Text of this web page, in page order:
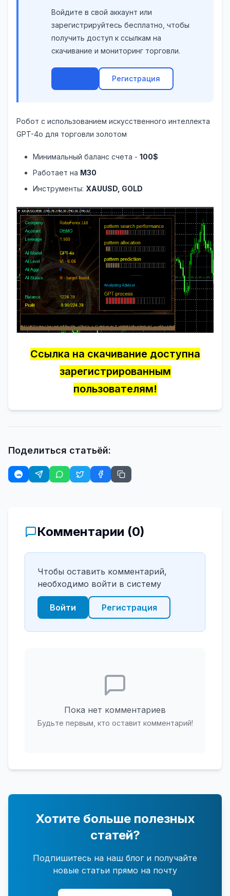
Войдите в свой аккаунт или
зарегистрируйтесь бесплатно, чтобы
получить доступ к ссылкам на
скачивание и мониторинг торговли.
Регистрация
Робот с использованием искусственного интеллекта
GPT-4o для торговли золотом
Минимальный баланс счета - 100$
Работает на M30
Инструменты: XAUUSD, GOLD
Ссылка на скачивание доступна
зарегистрированным
пользователям!
Поделиться статьёй:
Комментарии (0)
Чтобы оставить комментарий,
необходимо войти в систему
Войти Регистрация
Пока нет комментариев
Будьте первым, кто оставит комментарий!
Хотите больше полезных
статей?
Подпишитесь на наш блог и получайте
новые статьи прямо на почту